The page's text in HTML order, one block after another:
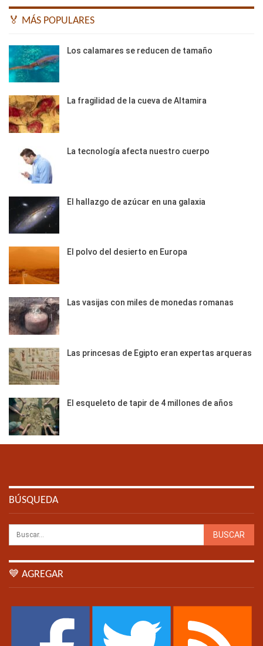
🏅 MÁS POPULARES
Los calamares se reducen de tamaño
La fragilidad de la cueva de Altamira
La tecnología afecta nuestro cuerpo
El hallazgo de azúcar en una galaxia
El polvo del desierto en Europa
Las vasijas con miles de monedas romanas
Las princesas de Egipto eran expertas arqueras
El esqueleto de tapir de 4 millones de años
BÚSQUEDA
💙 AGREGAR